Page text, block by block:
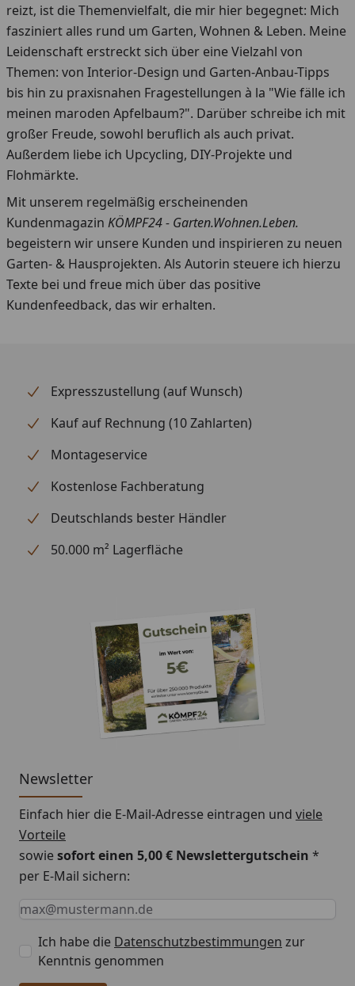
reizt, ist die Themenvielfalt, die mir hier begegnet: Mich
fasziniert alles rund um Garten, Wohnen & Leben. Meine
Leidenschaft erstreckt sich über eine Vielzahl von
Themen: von Interior-Design und Garten-Anbau-Tipps
bis hin zu praxisnahen Fragestellungen à la "Wie fälle ich
meinen maroden Apfelbaum?". Darüber schreibe ich mit
großer Freude, sowohl beruflich als auch privat.
Außerdem liebe ich Upcycling, DIY-Projekte und
Flohmärkte.
Mit unserem regelmäßig erscheinenden
Kundenmagazin KÖMPF24 - Garten.Wohnen.Leben.
begeistern wir unsere Kunden und inspirieren zu neuen
Garten- & Hausprojekten. Als Autorin steuere ich hierzu
Texte bei und freue mich über das positive
Kundenfeedback, das wir erhalten.
Expresszustellung (auf Wunsch)
Kauf auf Rechnung (10 Zahlarten)
Montageservice
Kostenlose Fachberatung
Deutschlands bester Händler
50.000 m² Lagerfläche
Newsletter
Einfach hier die E-Mail-Adresse eintragen und viele
Vorteile
sowiesofort einen 5,00 € Newslettergutschein *
per E-Mail sichern:
Keine Eingabe erforderlich
Eingabe erforderlich
E-Mail *
Ich habe die Datenschutzbestimmungen zur
Kenntnis genommen